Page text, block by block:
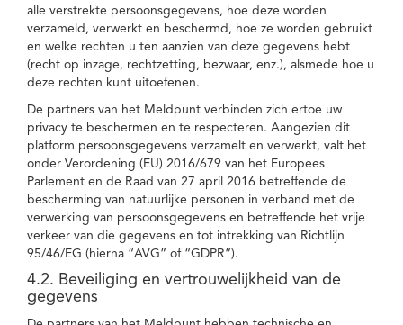
alle verstrekte persoonsgegevens, hoe deze worden
verzameld, verwerkt en beschermd, hoe ze worden gebruikt
en welke rechten u ten aanzien van deze gegevens hebt
(recht op inzage, rechtzetting, bezwaar, enz.), alsmede hoe u
deze rechten kunt uitoefenen.
De partners van het Meldpunt verbinden zich ertoe uw
privacy te beschermen en te respecteren. Aangezien dit
platform persoonsgegevens verzamelt en verwerkt, valt het
onder Verordening (EU) 2016/679 van het Europees
Parlement en de Raad van 27 april 2016 betreffende de
bescherming van natuurlijke personen in verband met de
verwerking van persoonsgegevens en betreffende het vrije
verkeer van die gegevens en tot intrekking van Richtlijn
95/46/EG (hierna “AVG” of “GDPR”).
4.2. Beveiliging en vertrouwelijkheid van de
gegevens